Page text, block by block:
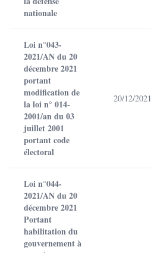
nationale
Loi n°043-
2021/AN du 20
décembre 2021
portant
modification de
la loi n° 014-
2001/an du 03
juillet 2001
portant code
électoral
20/12/2021
Loi n°044-
2021/AN du 20
décembre 2021
Portant
habilitation du
gouvernement à